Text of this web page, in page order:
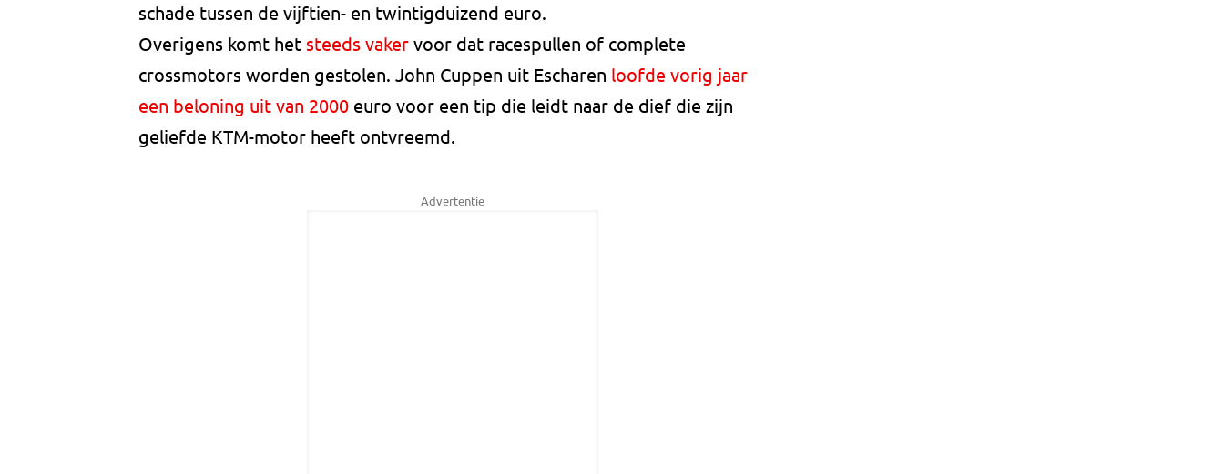
schade tussen de vijftien- en twintigduizend euro.
Overigens komt het steeds vaker voor dat racespullen of complete
crossmotors worden gestolen. John Cuppen uit Escharen loofde vorig jaar
een beloning uit van 2000 euro voor een tip die leidt naar de dief die zijn
geliefde KTM-motor heeft ontvreemd.
Advertentie